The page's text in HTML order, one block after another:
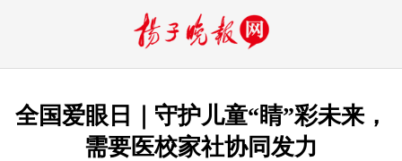
全国爱眼日｜守护儿童“睛”彩未来，
需要医校家社协同发力